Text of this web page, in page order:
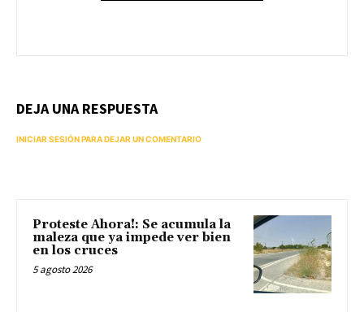
DEJA UNA RESPUESTA
INICIAR SESIÓN PARA DEJAR UN COMENTARIO
Proteste Ahora!: Se acumula la
maleza que ya impede ver bien
en los cruces
5 agosto 2026